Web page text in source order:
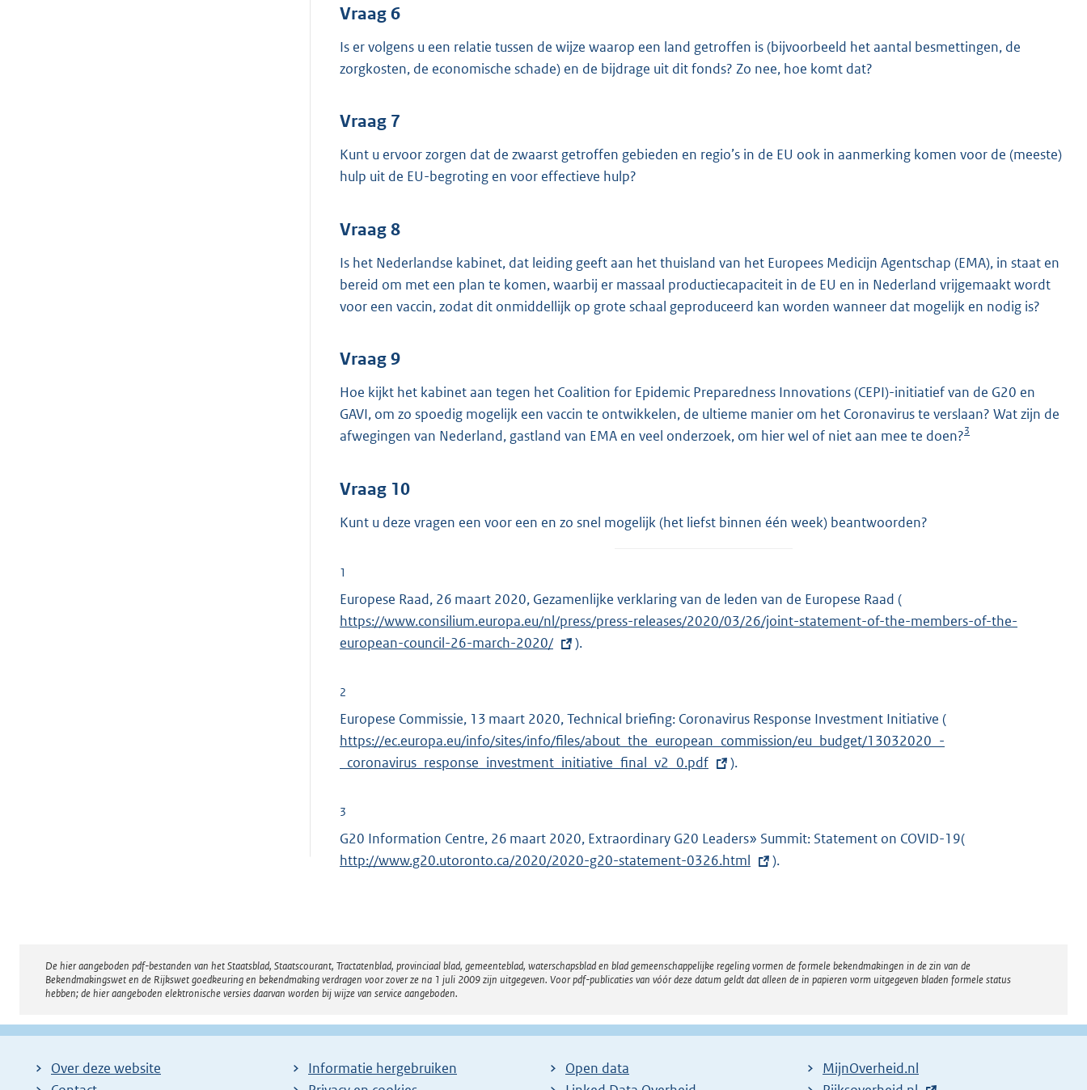
Vraag 6
Is er volgens u een relatie tussen de wijze waarop een land getroffen is (bijvoorbeeld het aantal besmettingen, de
zorgkosten, de economische schade) en de bijdrage uit dit fonds? Zo nee, hoe komt dat?
Vraag 7
Kunt u ervoor zorgen dat de zwaarst getroffen gebieden en regio’s in de EU ook in aanmerking komen voor de (meeste)
hulp uit de EU-begroting en voor effectieve hulp?
Vraag 8
Is het Nederlandse kabinet, dat leiding geeft aan het thuisland van het Europees Medicijn Agentschap (EMA), in staat en
bereid om met een plan te komen, waarbij er massaal productiecapaciteit in de EU en in Nederland vrijgemaakt wordt
voor een vaccin, zodat dit onmiddellijk op grote schaal geproduceerd kan worden wanneer dat mogelijk en nodig is?
Vraag 9
Hoe kijkt het kabinet aan tegen het Coalition for Epidemic Preparedness Innovations (CEPI)-initiatief van de G20 en
GAVI, om zo spoedig mogelijk een vaccin te ontwikkelen, de ultieme manier om het Coronavirus te verslaan? Wat zijn de
afwegingen van Nederland, gastland van EMA en veel onderzoek, om hier wel of niet aan mee te doen?3
Vraag 10
Kunt u deze vragen een voor een en zo snel mogelijk (het liefst binnen één week) beantwoorden?
1
Europese Raad, 26 maart 2020, Gezamenlijke verklaring van de leden van de Europese Raad (
x
e
l
:
https://www.consilium.europa.eu/nl/press/press-releases/2020/03/26/joint-statement-of-the-members-of-the-
european-council-26-march-2020/
).
2
Europese Commissie, 13 maart 2020, Technical briefing: Coronavirus Response Investment Initiative (
https://ec.europa.eu/info/sites/info/files/about_the_european_commission/eu_budget/13032020_-
_coronavirus_response_investment_initiative_final_v2_0.pdf
).
3
G20 Information Centre, 26 maart 2020, Extraordinary G20 Leaders» Summit: Statement on COVID-19(
e
n
http://www.g20.utoronto.ca/2020/2020-g20-statement-0326.html ).
Disclaimer
De hier aangeboden pdf-bestanden van het Staatsblad, Staatscourant, Tractatenblad, provinciaal blad, gemeenteblad, waterschapsblad en blad gemeenschappelijke regeling vormen de formele bekendmakingen in de zin van de
Bekendmakingswet en de Rijkswet goedkeuring en bekendmaking verdragen voor zover ze na 1 juli 2009 zijn uitgegeven. Voor pdf-publicaties van vóór deze datum geldt dat alleen de in papieren vorm uitgegeven bladen formele status
hebben; de hier aangeboden elektronische versies daarvan worden bij wijze van service aangeboden.
Over deze website
Informatie hergebruiken
Open data
MijnOverheid.nl